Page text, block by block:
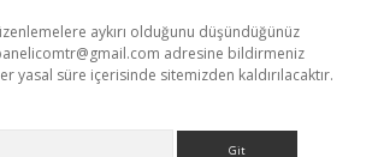
aykırı olduğunu düşündüğünüz
adresine bildirmeniz
yasal süre içerisinde sitemizden kaldırılacaktır.